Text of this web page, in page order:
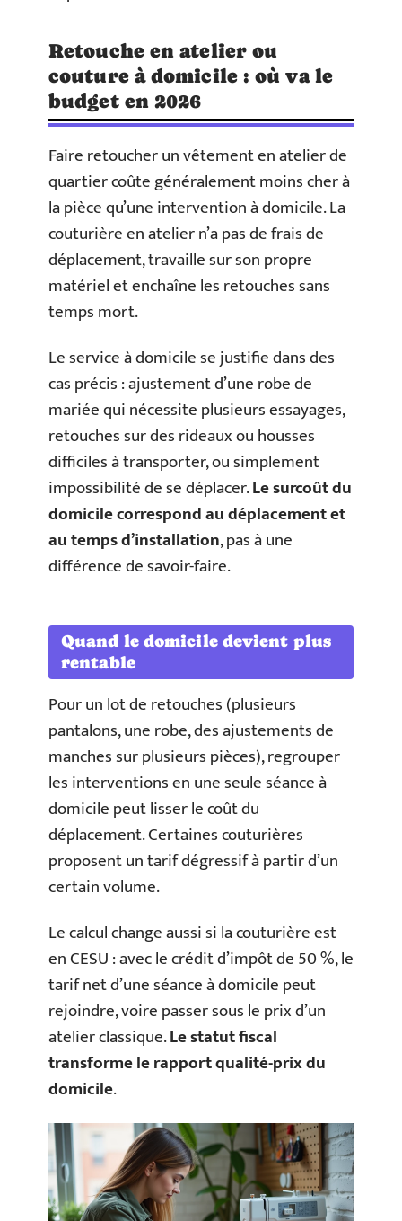
Retouche en atelier ou
couture à domicile : où va le
budget en 2026
Faire retoucher un vêtement en atelier de
quartier coûte généralement moins cher à
la pièce qu’une intervention à domicile. La
couturière en atelier n’a pas de frais de
déplacement, travaille sur son propre
matériel et enchaîne les retouches sans
temps mort.
Le service à domicile se justifie dans des
cas précis : ajustement d’une robe de
mariée qui nécessite plusieurs essayages,
retouches sur des rideaux ou housses
difficiles à transporter, ou simplement
impossibilité de se déplacer.Le surcoût du
domicile correspond au déplacement et
au temps d’installation, pas à une
différence de savoir-faire.
Quand le domicile devient plus
rentable
Pour un lot de retouches (plusieurs
pantalons, une robe, des ajustements de
manches sur plusieurs pièces), regrouper
les interventions en une seule séance à
domicile peut lisser le coût du
déplacement. Certaines couturières
proposent un tarif dégressif à partir d’un
certain volume.
Le calcul change aussi si la couturière est
en CESU : avec le crédit d’impôt de 50 %, le
tarif net d’une séance à domicile peut
rejoindre, voire passer sous le prix d’un
atelier classique.Le statut fiscal
transforme le rapport qualité-prix du
domicile.